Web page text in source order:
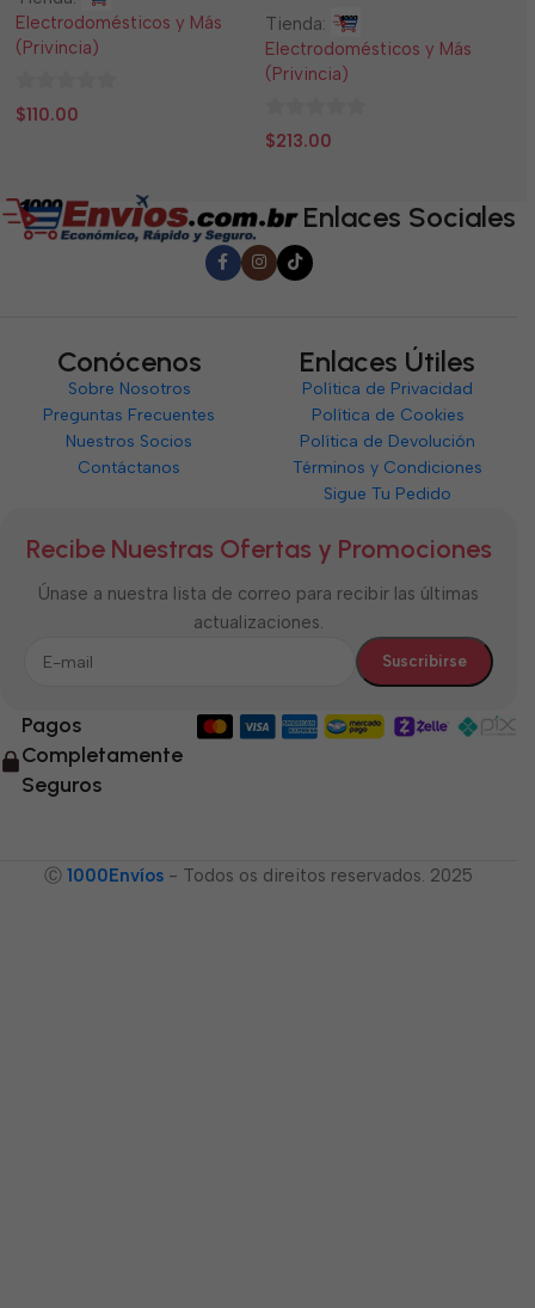
Electrodomésticos y Más
(Privincia)
0
$110.00
Tienda:
Electrodomésticos y Más
(Privincia)
0
$213.00
Enlaces Sociales
Conócenos
Sobre Nosotros
Preguntas Frecuentes
Nuestros Socios
Contáctanos
Enlaces Útiles
Política de Privacidad
Política de Cookies
Política de Devolución
Términos y Condiciones
Sigue Tu Pedido
Recibe Nuestras Ofertas y Promociones
Únase a nuestra lista de correo para recibir las últimas
actualizaciones.
Pagos
Completamente
Seguros
Ⓒ 1000Envíos - Todos os direitos reservados. 2025